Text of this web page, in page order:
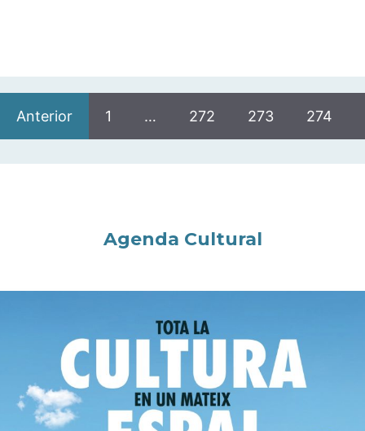
Anterior 1 … 272 273 274
Agenda Cultural